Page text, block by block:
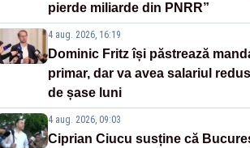
pierde miliarde din PNRR”
4 aug. 2026, 16:19
Dominic Fritz își păstrează
primar, dar va avea salariul
de șase luni
4 aug. 2026, 09:03
Ciprian Ciucu susține că